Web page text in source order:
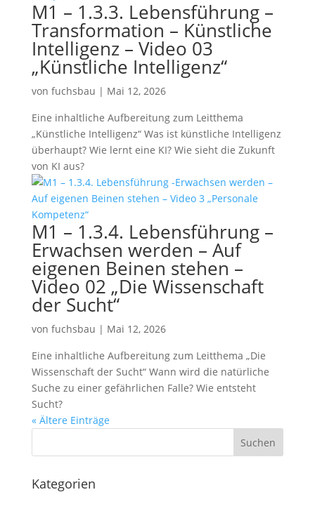
M1 – 1.3.3. Lebensführung –
Transformation – Künstliche
Intelligenz – Video 03
„Künstliche Intelligenz“
von fuchsbau | Mai 12, 2026
Eine inhaltliche Aufbereitung zum Leitthema
„Künstliche Intelligenz“ Was ist künstliche Intelligenz
überhaupt? Wie lernt eine KI? Wie sieht die Zukunft
von KI aus?
M1 – 1.3.4. Lebensführung –
Erwachsen werden – Auf
eigenen Beinen stehen –
Video 02 „Die Wissenschaft
der Sucht“
von fuchsbau | Mai 12, 2026
Eine inhaltliche Aufbereitung zum Leitthema „Die
Wissenschaft der Sucht“ Wann wird die natürliche
Suche zu einer gefährlichen Falle? Wie entsteht
Sucht?
« Ältere Einträge
Kategorien